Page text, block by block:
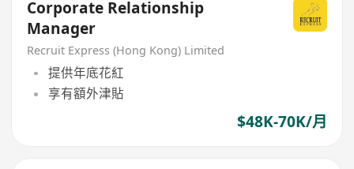
Corporate Relationship
Manager
Recruit Express (Hong Kong) Limited
提供年底花紅
享有額外津貼
$48K-70K/月